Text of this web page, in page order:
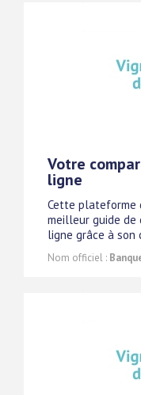
Votre
ligne
Cette plateforme
meilleur guide de
ligne grâce à son
Nom officiel :